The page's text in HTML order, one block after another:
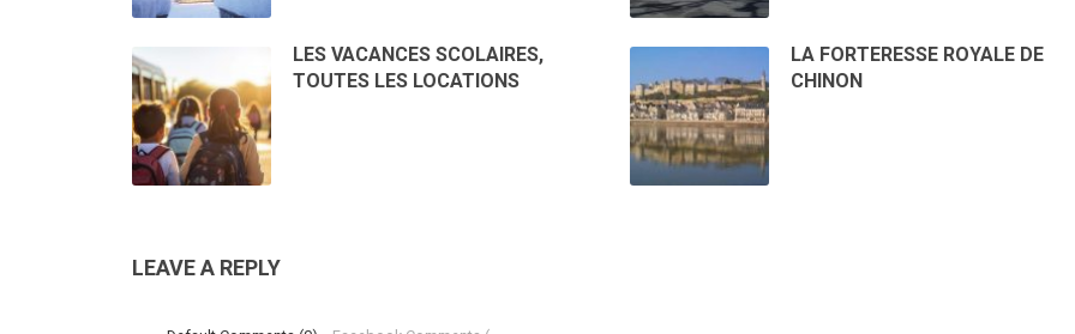
LES VACANCES SCOLAIRES,
TOUTES LES LOCATIONS
LA FORTERESSE ROYALE DE
CHINON
LEAVE A REPLY